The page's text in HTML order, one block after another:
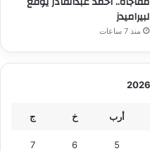
لبيراميدز
منذ 7 ساعات
أرب خ ج
5
6
7